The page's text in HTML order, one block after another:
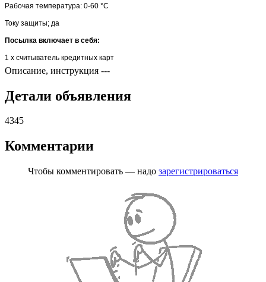
Рабочая температура: 0-60 °C
Току защиты; да
Посылка включает в себя:
1 x считыватель кредитных карт
Описание, инструкция ---
Детали объявления
4345
Комментарии
Чтобы комментировать — надо зарегистрироваться